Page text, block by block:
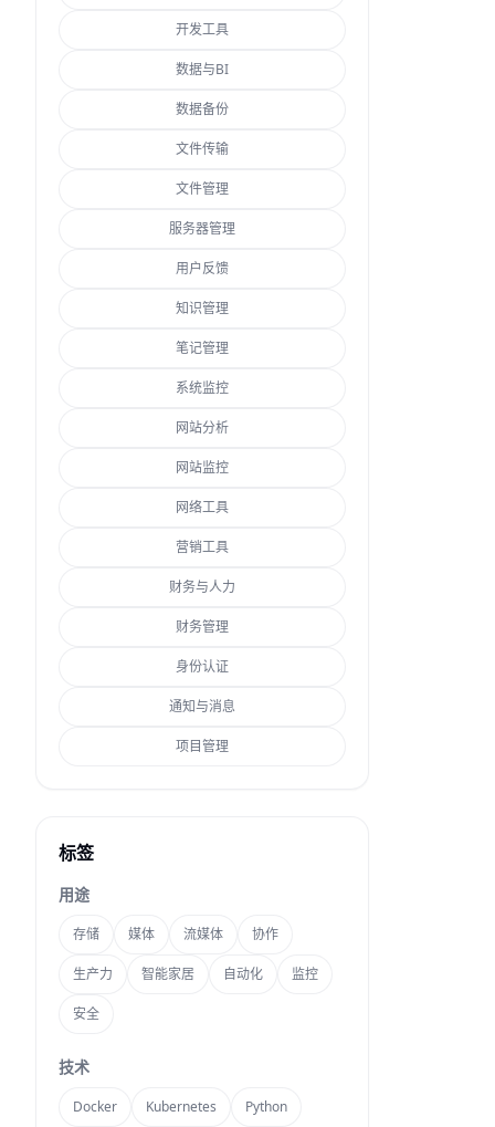
开发工具
数据与BI
数据备份
文件传输
文件管理
服务器管理
用户反馈
知识管理
笔记管理
系统监控
网站分析
网站监控
网络工具
营销工具
财务与人力
财务管理
身份认证
通知与消息
项目管理
标签
用途
存储 媒体 流媒体 协作
生产力 智能家居 自动化 监控
安全
技术
Docker Kubernetes Python